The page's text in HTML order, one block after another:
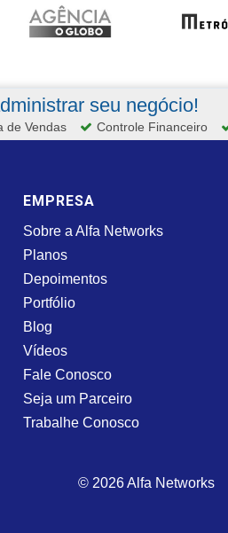
seu negócio!
de Vendas Controle Financeiro
EMPRESA
Sobre a Alfa Networks
Planos
Depoimentos
Portfólio
Blog
Vídeos
Fale Conosco
Seja um Parceiro
Trabalhe Conosco
© 2026 Alfa Networks